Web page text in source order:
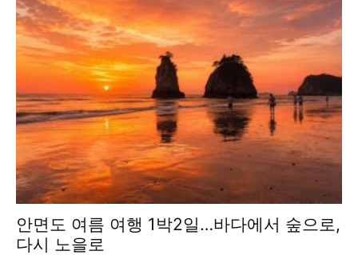
안면도 여름 여행 1박2일…바다에서 숲으로,
다시 노을로